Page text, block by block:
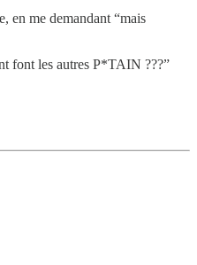
en me demandant “mais
font les autres P*TAIN ???”